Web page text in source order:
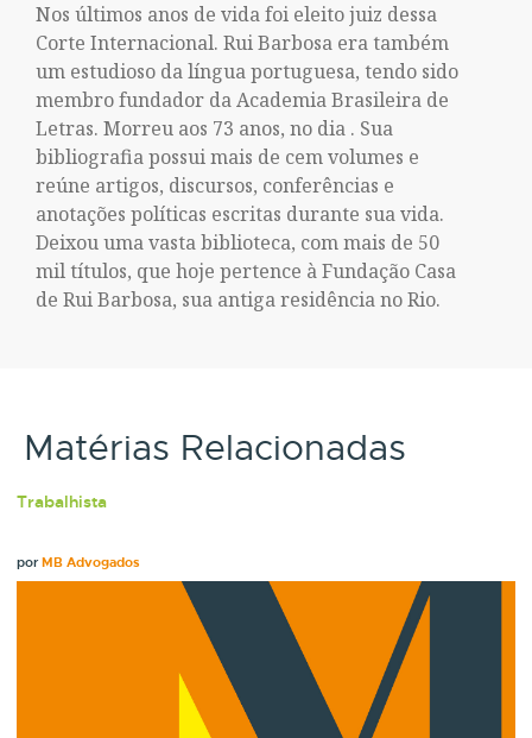
Nos últimos anos de vida foi eleito juiz dessa
Corte Internacional. Rui Barbosa era também
um estudioso da língua portuguesa, tendo sido
membro fundador da Academia Brasileira de
Letras. Morreu aos 73 anos, no dia . Sua
bibliografia possui mais de cem volumes e
reúne artigos, discursos, conferências e
anotações políticas escritas durante sua vida.
Deixou uma vasta biblioteca, com mais de 50
mil títulos, que hoje pertence à Fundação Casa
de Rui Barbosa, sua antiga residência no Rio.
Matérias Relacionadas
Trabalhista
porMB Advogados